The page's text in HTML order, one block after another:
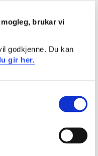
brukar vi
godkjenne. Du kan
gir her.
på studiestaden
skal ha
sin praksis. Møta
i retningslinjene